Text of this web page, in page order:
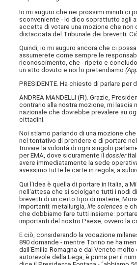
Io mi auguro che nei prossimi minuti ci
sconveniente - lo dico soprattutto agli
accetta di votare una mozione che
distaccata del Tribunale dei brevetti.
Quindi, io mi auguro ancora che ci
assumerete come sempre le
riconoscimento, che - ripeto e
un atto dovuto e noi lo pretendiamo
PRESIDENTE. Ha chiesto di parlare
ANDREA MANDELLI (FI). Grazie,
contrario alla nostra mozione, mi
nazionale che dovrebbe prevalere su
cittadini.
Noi stiamo parlando di una mozione
nel tentativo di prendere e di portare
trovare la volontà di ogni singolo
per EMA, dove sicuramente ildossier
avere immediatamente la sede
avessimo tutte le carte in regola, a
Qui l'idea è quella di portare in Italia, a
nell'attesa che si sciolgano tutti i nodi
brevetti di un certo tipo di materie,
importanti: metallurgia,life sciences e
che dobbiamo fare tutti insieme:
importanti del nostro Paese, ovvero la
E ciò, considerando la vocazione
890 domande - mentre Torino ne ha
dall'Emilia-Romagna e dal Veneto
autorevole della Lega, è prima per il